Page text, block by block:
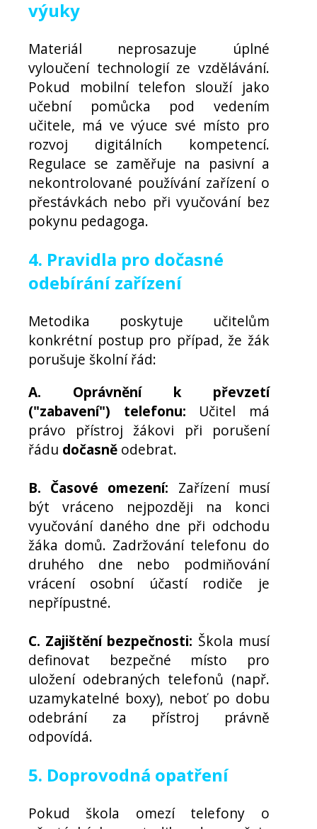
výuky
Materiál neprosazuje úplné
vyloučení technologií ze vzdělávání.
Pokud mobilní telefon slouží jako
učební pomůcka pod vedením
učitele, má ve výuce své místo pro
rozvoj digitálních kompetencí.
Regulace se zaměřuje na pasivní a
nekontrolované používání zařízení o
přestávkách nebo při vyučování bez
pokynu pedagoga.
4. Pravidla pro dočasné
odebírání zařízení
Metodika poskytuje učitelům
konkrétní postup pro případ, že žák
porušuje školní řád:
A. Oprávnění k převzetí
("zabavení") telefonu: Učitel má
právo přístroj žákovi při porušení
řádu dočasně odebrat.
B. Časové omezení: Zařízení musí
být vráceno nejpozději na konci
vyučování daného dne při odchodu
žáka domů. Zadržování telefonu do
druhého dne nebo podmiňování
vrácení osobní účastí rodiče je
nepřípustné.
C. Zajištění bezpečnosti: Škola musí
definovat bezpečné místo pro
uložení odebraných telefonů (např.
uzamykatelné boxy), neboť po dobu
odebrání za přístroj právně
odpovídá.
5. Doprovodná opatření
Pokud škola omezí telefony o